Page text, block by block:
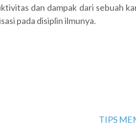
dan dampak dari sebuah
pada disiplin ilmunya.
TIPS